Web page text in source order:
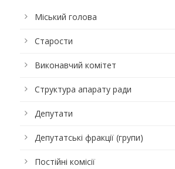
Міський голова
Старости
Виконавчий комітет
Структура апарату ради
Депутати
Депутатські фракції (групи)
Постійні комісії